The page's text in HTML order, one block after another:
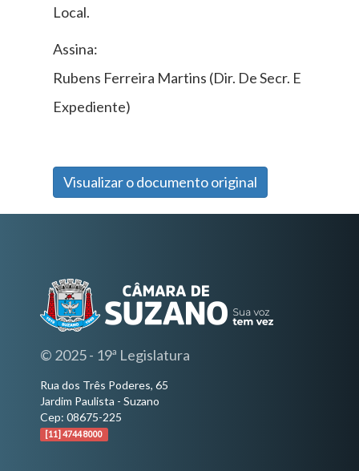
Local.
Assina:
Rubens Ferreira Martins (Dir. De Secr. E
Expediente)
Visualizar o documento original
© 2025 - 19ª Legislatura
Rua dos Três Poderes, 65
Jardim Paulista - Suzano
Cep: 08675-225
[11] 4744 8000